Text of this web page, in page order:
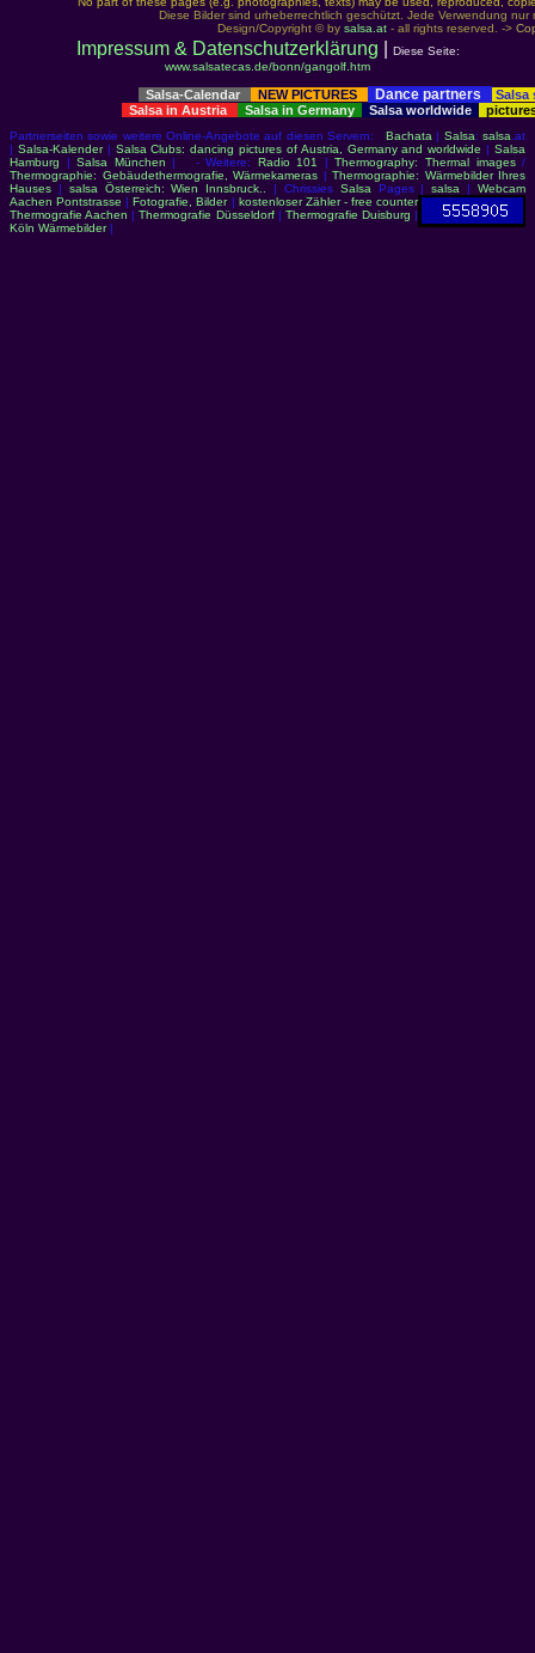
Diese Bilder sind urheberrechtlich geschützt. Jede Verwendung
Design/Copyright © by salsa.at - all rights reserved. ->
Impressum & Datenschutzerklärung
Diese Seite:
www.salsatecas.de/bonn/gangolf.htm
Salsa-Calendar NEW PICTURES Dance partners
Salsa
Salsa in Austria
Salsa in Germany Salsa worldwide
Partnerseiten sowie weitere Online-Angebote auf diesen Servern: Bachata | Salsa:salsa .at
| Salsa-Kalender| Salsa Clubs: dancing pictures of Austria, Germany and worldwide |Salsa
Hamburg |Salsa München | - Weitere: Radio 101 |Thermography: Thermal images/
Thermographie: Gebäudethermografie, Wärmekameras | Thermographie: Wärmebilder Ihres
Hauses | salsa Österreich: Wien Innsbruck.. | Chrissies Salsa Pages |salsa |Webcam
Aachen Pontstrasse |Fotografie, Bilder| kostenloser Zähler - free counter
Thermografie Aachen |Thermografie Düsseldorf| Thermografie Duisburg |
Köln Wärmebilder|